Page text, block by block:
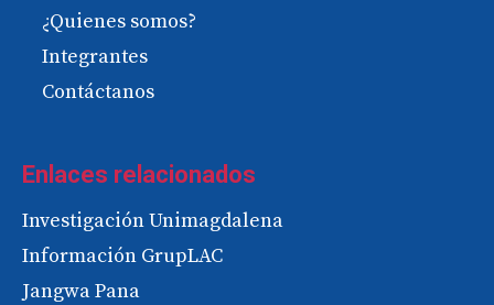
¿Quienes somos?
Integrantes
Contáctanos
Enlaces relacionados
Investigación Unimagdalena
Información GrupLAC
Jangwa Pana